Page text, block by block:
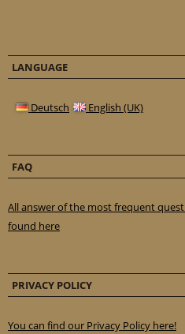
LANGUAGE
Deutsch English (UK)
FAQ
All answer of the most frequent
found here
PRIVACY POLICY
You can find our Privacy Policy here!